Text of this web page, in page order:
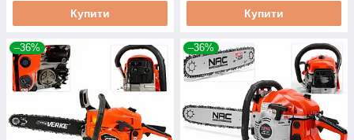
Купити Купити
–36% –36%